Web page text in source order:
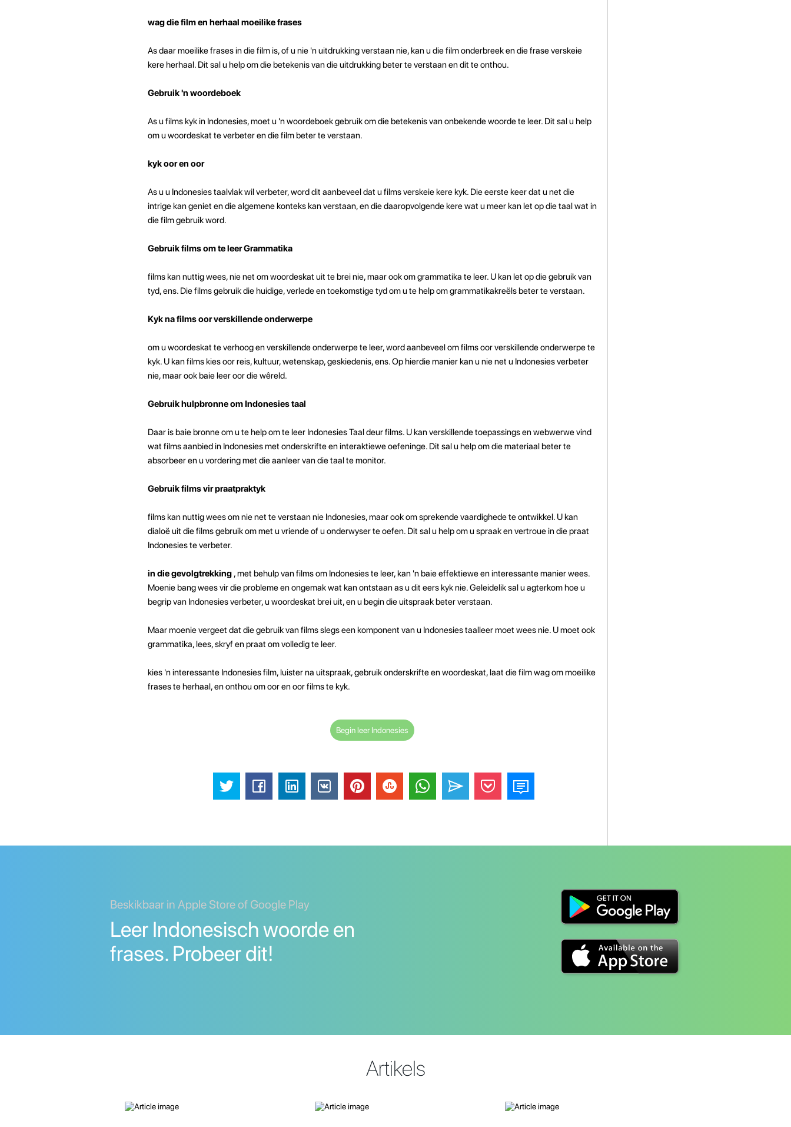
wag die film en herhaal moeilike frases
As daar moeilike frases in die film is, of u nie 'n uitdrukking verstaan ​​nie, kan u die film onderbreek en die frase verskeie
kere herhaal. Dit sal u help om die betekenis van die uitdrukking beter te verstaan ​​en dit te onthou.
Gebruik 'n woordeboek
As u films kyk in Indonesies, moet u 'n woordeboek gebruik om die betekenis van onbekende woorde te leer. Dit sal u help
om u woordeskat te verbeter en die film beter te verstaan.
kyk oor en oor
As u u Indonesies taalvlak wil verbeter, word dit aanbeveel dat u films verskeie kere kyk. Die eerste keer dat u net die
intrige kan geniet en die algemene konteks kan verstaan, en die daaropvolgende kere wat u meer kan let op die taal wat in
die film gebruik word.
Gebruik films om te leer Grammatika
films kan nuttig wees, nie net om woordeskat uit te brei nie, maar ook om grammatika te leer. U kan let op die gebruik van
tyd, ens. Die films gebruik die huidige, verlede en toekomstige tyd om u te help om grammatikakreëls beter te verstaan.
Kyk na films oor verskillende onderwerpe
om u woordeskat te verhoog en verskillende onderwerpe te leer, word aanbeveel om films oor verskillende onderwerpe te
kyk. U kan films kies oor reis, kultuur, wetenskap, geskiedenis, ens. Op hierdie manier kan u nie net u Indonesies verbeter
nie, maar ook baie leer oor die wêreld.
Gebruik hulpbronne om Indonesies taal
Daar is baie bronne om u te help om te leer Indonesies Taal deur films. U kan verskillende toepassings en webwerwe vind
wat films aanbied in Indonesies met onderskrifte en interaktiewe oefeninge. Dit sal u help om die materiaal beter te
absorbeer en u vordering met die aanleer van die taal te monitor.
Gebruik films vir praatpraktyk
films kan nuttig wees om nie net te verstaan ​​nie Indonesies, maar ook om sprekende vaardighede te ontwikkel. U kan
dialoë uit die films gebruik om met u vriende of u onderwyser te oefen. Dit sal u help om u spraak en vertroue in die praat
Indonesies te verbeter.
in die gevolgtrekking , met behulp van films om Indonesies te leer, kan 'n baie effektiewe en interessante manier wees.
Moenie bang wees vir die probleme en ongemak wat kan ontstaan ​​as u dit eers kyk nie. Geleidelik sal u agterkom hoe u
begrip van Indonesies verbeter, u woordeskat brei uit, en u begin die uitspraak beter verstaan.
Maar moenie vergeet dat die gebruik van films slegs een komponent van u Indonesies taalleer moet wees nie. U moet ook
grammatika, lees, skryf en praat om volledig te leer.
kies 'n interessante Indonesies film, luister na uitspraak, gebruik onderskrifte en woordeskat, laat die film wag om moeilike
frases te herhaal, en onthou om oor en oor films te kyk.
Begin leer Indonesies
Beskikbaar in Apple Store of Google Play
Leer Indonesisch woorde en
frases. Probeer dit!
Artikels